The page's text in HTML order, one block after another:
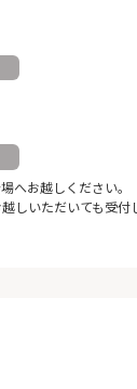
へお越しください。
しいただいても受付